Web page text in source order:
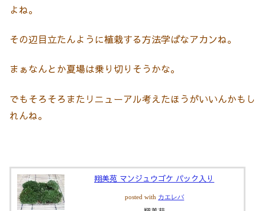
よね。
その辺目立たんように植栽する方法学ばなアカンね。
まぁなんとか夏場は乗り切りそうかな。
でもそろそろまたリニューアル考えたほうがいいんかもし
れんね。
翔美苑 マンジュウゴケ パック入り
posted with カエレバ